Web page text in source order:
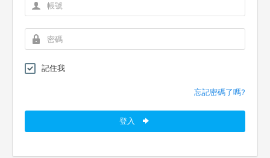
記住我
忘記密碼了嗎?
登入